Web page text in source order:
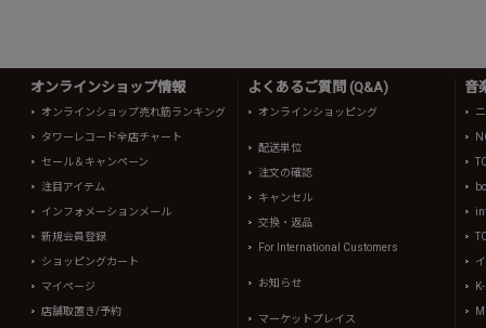
オンラインショップ情報
オンラインショップ売れ筋ランキング
タワーレコード全店チャート
セール＆キャンペーン
注目アイテム
インフォメーションメール
新規会員登録
ショッピングカート
マイページ
店舗取置き/予約
よくあるご質問 (Q&A)
オンラインショッピング
配送単位
注文の確認
キャンセル
交換・返品
For International Customers
お知らせ
マーケットプレイス
音